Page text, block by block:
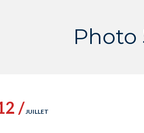
Photo
/JUILLET